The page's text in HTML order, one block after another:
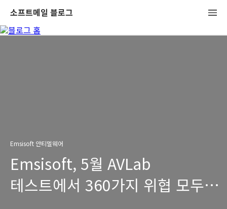
소프트메일 블로그
Emsisoft 안티멀웨어
Emsisoft, 5월 AVLab
테스트에서 360가지 위협 모두